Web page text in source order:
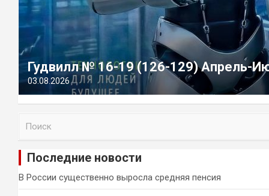
Гудвилл № 16-19 (126-129) Апрель-
03.08.2026
и
Последние новости
В России существенно выросла средняя пенсия